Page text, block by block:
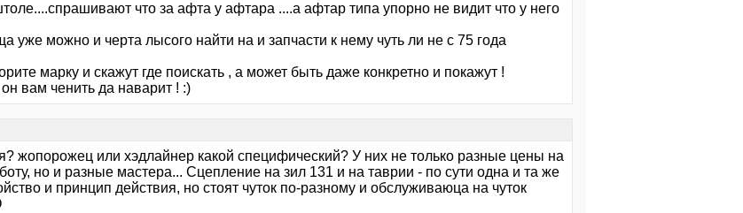
что за афта у афтара ....а афтар типа упорно не видит что у него
уже можно и черта лысого найти на и запчасти к нему чуть ли не с 75 года
марку и скажут где поискать , а может быть даже конкретно и покажут !
вам ченить да наварит ! :)
жопорожец или хэдлайнер какой специфический? У них не только разные цены на
но и разные мастера... Сцепление на зил 131 и на таврии - по сути одна и та же
и принцип действия, но стоят чуток по-разному и обслуживаюца на чуток